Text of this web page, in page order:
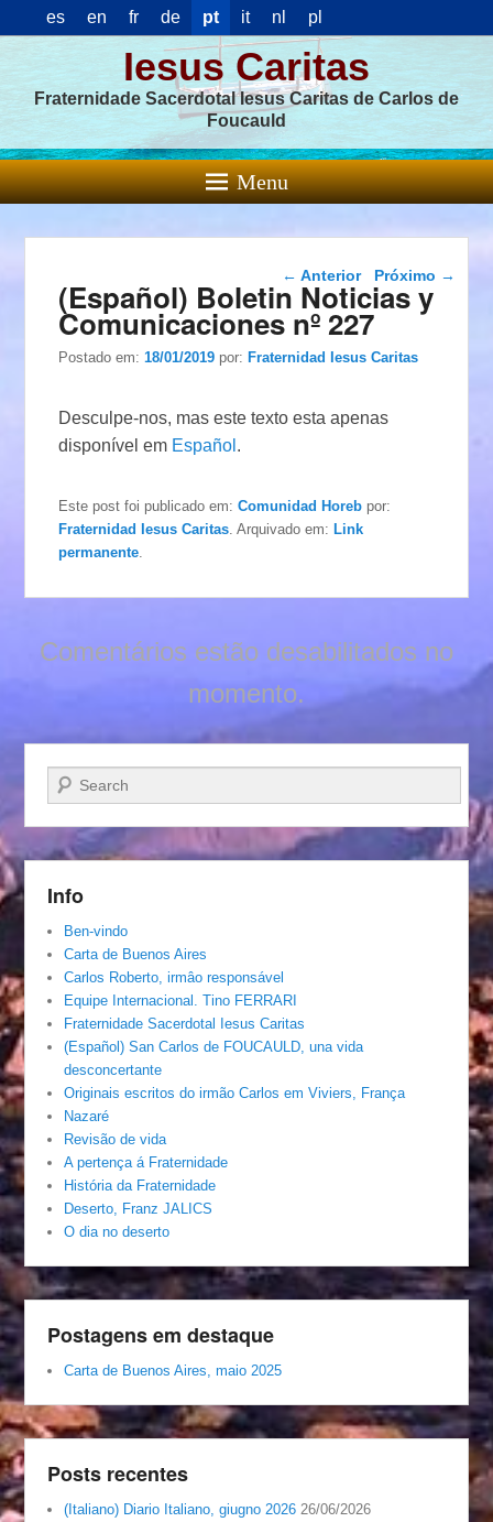
es en fr de pt it nl pl
Iesus Caritas
Fraternidade Sacerdotal Iesus Caritas de Carlos de
Foucauld
Menu
Navegação das
postagens
← Anterior Próximo →
(Español) Boletin Noticias y
Comunicaciones nº 227
Postado em:18/01/2019 por:Fraternidad Iesus Caritas
Desculpe-nos, mas este texto esta apenas
disponível em Español .
Este post foi publicado em:Comunidad Horeb por:
Fraternidad Iesus Caritas . Arquivado em:Link
permanente
Comentários estão desabilitados no
momento.
Pesquisar…
Info
Ben-vindo
Carta de Buenos Aires
Carlos Roberto, irmâo responsável
Equipe Internacional. Tino FERRARI
Fraternidade Sacerdotal Iesus Caritas
(Español) San Carlos de FOUCAULD, una vida
desconcertante
Originais escritos do irmão Carlos em Viviers, França
Nazaré
Revisão de vida
A pertença á Fraternidade
História da Fraternidade
Deserto, Franz JALICS
O dia no deserto
Postagens em destaque
Carta de Buenos Aires, maio 2025
Posts recentes
(Italiano) Diario Italiano, giugno 2026 26/06/2026